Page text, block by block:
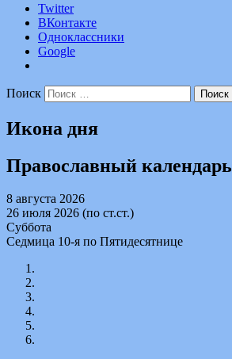
Twitter
ВКонтакте
Одноклассники
Google
Поиск
Икона дня
Православный календарь
8 августа 2026
26 июля 2026 (по ст.ст.)
Суббота
Седмица 10-я по Пятидесятнице